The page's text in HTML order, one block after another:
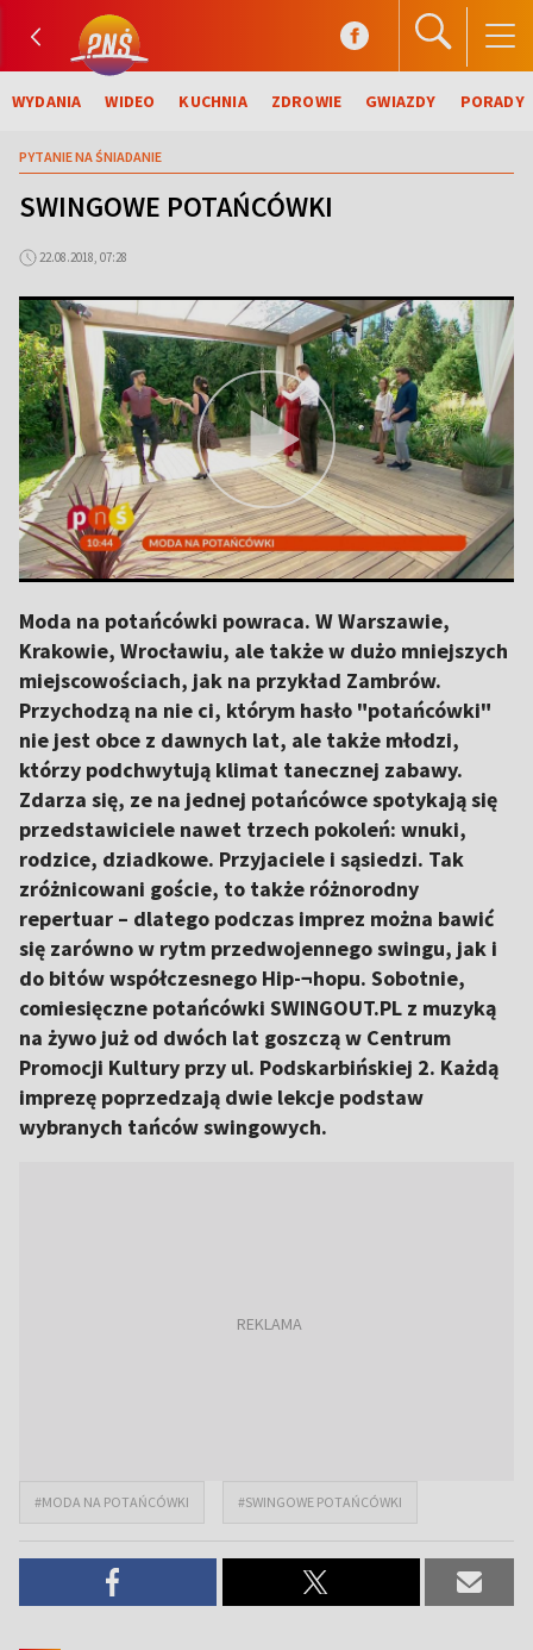
WYDANIA WIDEO KUCHNIA ZDROWIE GWIAZDY PORADY
PYTANIE NA ŚNIADANIE
SWINGOWE POTAŃCÓWKI
22.08.2018, 07:28
Moda na potańcówki powraca. W Warszawie,
Krakowie, Wrocławiu, ale także w dużo mniejszych
miejscowościach, jak na przykład Zambrów.
Przychodzą na nie ci, którym hasło "potańcówki"
nie jest obce z dawnych lat, ale także młodzi,
którzy podchwytują klimat tanecznej zabawy.
Zdarza się, ze na jednej potańcówce spotykają się
przedstawiciele nawet trzech pokoleń: wnuki,
rodzice, dziadkowe. Przyjaciele i sąsiedzi. Tak
zróżnicowani goście, to także różnorodny
repertuar – dlatego podczas imprez można bawić
się zarówno w rytm przedwojennego swingu, jak i
do bitów współczesnego Hip-¬hopu. Sobotnie,
comiesięczne potańcówki SWINGOUT.PL z muzyką
na żywo już od dwóch lat goszczą w Centrum
Promocji Kultury przy ul. Podskarbińskiej 2. Każdą
imprezę poprzedzają dwie lekcje podstaw
wybranych tańców swingowych.
#MODA NA POTAŃCÓWKI #SWINGOWE POTAŃCÓWKI